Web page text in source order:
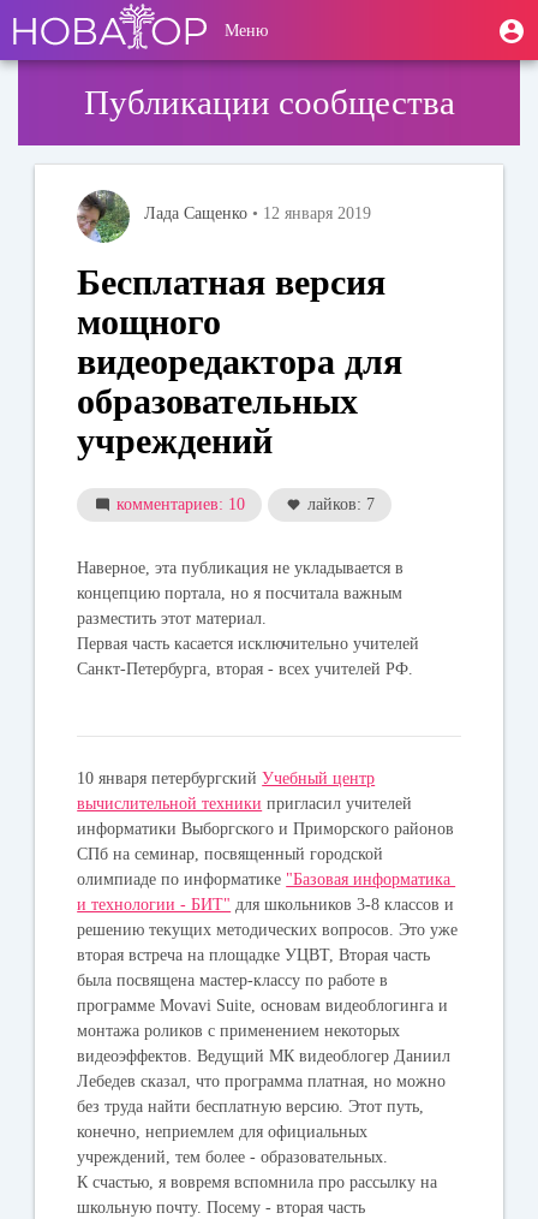
основному
содержанию
User
account
Меню
Публикации сообщества
Лада Сащенко • 12 января 2019
Бесплатная версия
мощного
видеоредактора для
образовательных
учреждений
комментариев: 10 лайков: 7
Наверное, эта публикация не укладывается в
концепцию портала, но я посчитала важным
разместить этот материал.
Первая часть каcается исключительно учителей
Санкт-Петербурга, вторая - всех учителей РФ.
10 января петербургскийУчебный центр
вычислительной техники пригласил учителей
информатики Выборгского и Приморского районов
СПб на семинар, посвященный городской
олимпиаде по информатике "Базовая информатика
и технологии - БИТ" для школьников 3-8 классов и
решению текущих методических вопросов. Это уже
вторая встреча на площадке УЦВТ, Вторая часть
была посвящена мастер-классу по работе в
программе Movavi Suite, основам видеоблогинга и
монтажа роликов с применением некоторых
видеоэффектов. Ведущий МК видеоблогер Даниил
Лебедев сказал, что программа платная, но можно
без труда найти бесплатную версию. Этот путь,
конечно, неприемлем для официальных
учреждений, тем более - образовательных.
К счастью, я вовремя вспомнила про рассылку на
школьную почту. Посему - вторая часть